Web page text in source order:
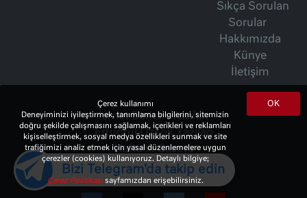
Sıkça Sorulan
Sorular
Hakkımızda
Künye
İletişim
İsmet Berkan Yazıları
Ertuğrul Özkök Yazıları
Haftalık Gazete
OK
Çerez kullanımı
Deneyiminizi iyileştirmek, tanımlama bilgilerini, sitemizin
doğru şekilde çalışmasını sağlamak, içerikleri ve reklamları
kişiselleştirmek, sosyal medya özellikleri sunmak ve site
trafiğimizi analiz etmek için yasal düzenlemelere uygun
çerezler (cookies) kullanıyoruz. Detaylı bilgiye;
Çerez Politikasısayfamızdan erişebilirsiniz.
Bizi Telegram'da takip edin